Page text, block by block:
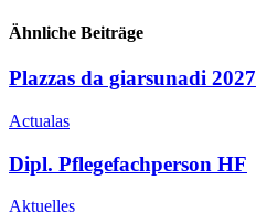
Ähnliche Beiträge
Plazzas da giarsunadi 2027
Actualas
Dipl. Pflegefachperson HF
Aktuelles